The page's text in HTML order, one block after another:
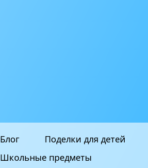
Блог Поделки для детей
Школьные предметы